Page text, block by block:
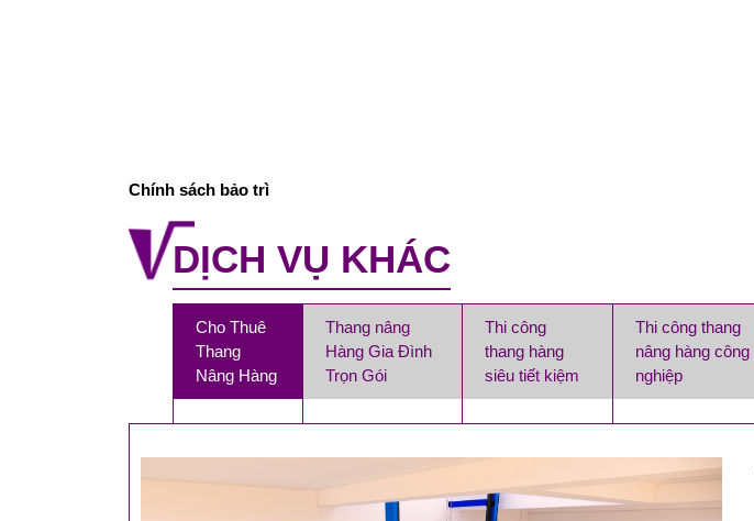
Chính sách bảo trì
DỊCH VỤ KHÁC
Cho Thuê
Thang
Nâng Hàng
Thang nâng
Hàng Gia Đình
Trọn Gói
Thi công
thang hàng
siêu tiết kiệm
Thi công thang
nâng hàng công
nghiệp